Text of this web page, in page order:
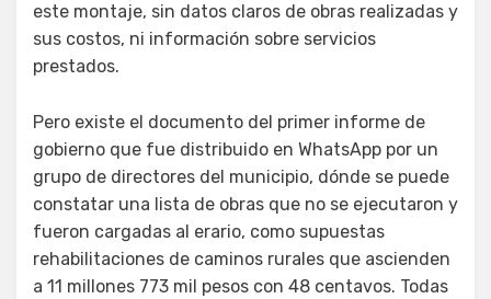
este montaje, sin datos claros de obras realizadas y
sus costos, ni información sobre servicios
prestados.
Pero existe el documento del primer informe de
gobierno que fue distribuido en WhatsApp por un
grupo de directores del municipio, dónde se puede
constatar una lista de obras que no se ejecutaron y
fueron cargadas al erario, como supuestas
rehabilitaciones de caminos rurales que ascienden
a 11 millones 773 mil pesos con 48 centavos. Todas